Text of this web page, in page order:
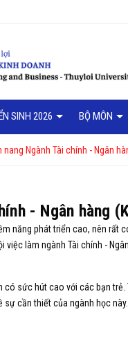
SINH 2026 BỘ MÔN
nang Ngành Tài chính - Ngân
- Ngân hàng
năng phát triển cao, nên rất
việc làm ngành Tài chính -
có sức hút cao với các bạn
cần thiết của ngành học